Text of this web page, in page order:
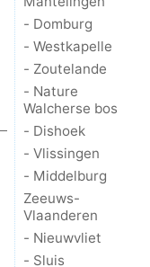
- Domburg
- Westkapelle
- Zoutelande
- Nature
Walcherse bos
- Dishoek
- Vlissingen
- Middelburg
Zeeuws-
Vlaanderen
- Nieuwvliet
- Sluis